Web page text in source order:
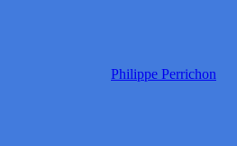
Philippe Perrichon